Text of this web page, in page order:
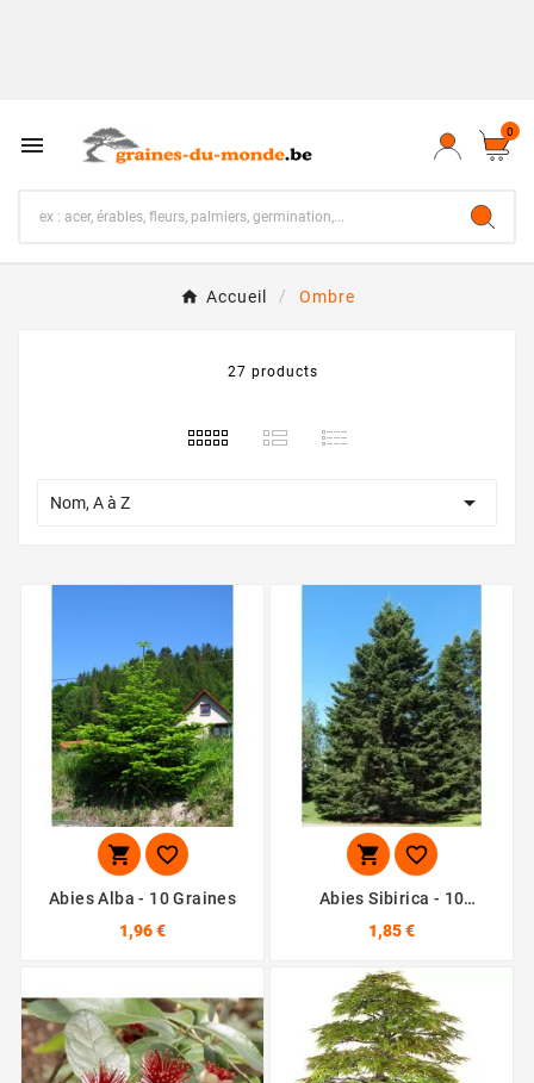
 0
Accueil Ombre
27 products
Nom, A à Z 
 
Abies Alba - 10 Graines
1,96 €
 
Abies Sibirica - 10
1,85 €